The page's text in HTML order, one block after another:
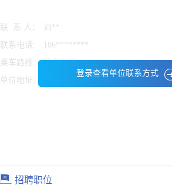
登录查看单位联系方式
联 系 人：
刘**
联系电话:
186********
乘车路线： 信息保密
单位地址：
招聘职位